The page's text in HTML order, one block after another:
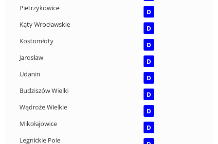
Pietrzykowice
D
Kąty Wrocławskie
D
Kostomłoty
D
Jarosław
D
Udanin
D
Budziszów Wielki
D
Wądroże Wielkie
D
Mikołajowice
D
Legnickie Pole